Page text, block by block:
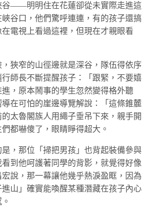
谷——明明住在花蓮卻從未實際走進這
谷口，他們驚呼連連，有的孩子還搞
電視上看過這裡，但現在才親眼看
狹窄的山徑邊就是深谷，隊伍得依序
行師長不斷提醒孩子：「跟緊，不要嬉
進，原本鬧事的學生忽然變得格外聽
導在可怕的崖邊導覽解說：「這條錐麓
太魯閣族人用繩子垂吊下來，親手開
都嚇傻了，眼睛睜得超大。
，那位「掃把男孩」也背起裝備參與
看到他呵護著同學的背影，就覺得好像
說，那一幕讓他幾乎熱淚盈眶，因為
山」確實能喚醒某種潛藏在孩子內心